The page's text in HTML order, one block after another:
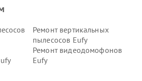
Ремонт вертикальных
пылесосов Eufy
Ремонт видеодомофонов
Eufy